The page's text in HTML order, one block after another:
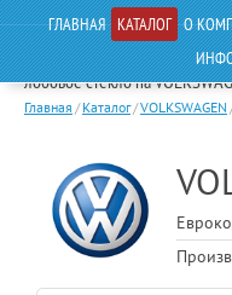
ГЛАВНАЯ КАТАЛОГ О
лобовое стекло на
Главная / Каталог/VOLKSWAGEN